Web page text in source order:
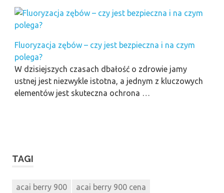
Fluoryzacja zębów – czy jest bezpieczna i na czym
polega?
W dzisiejszych czasach dbałość o zdrowie jamy
ustnej jest niezwykle istotna, a jednym z kluczowych
elementów jest skuteczna ochrona …
TAGI
acai berry 900
acai berry 900 cena